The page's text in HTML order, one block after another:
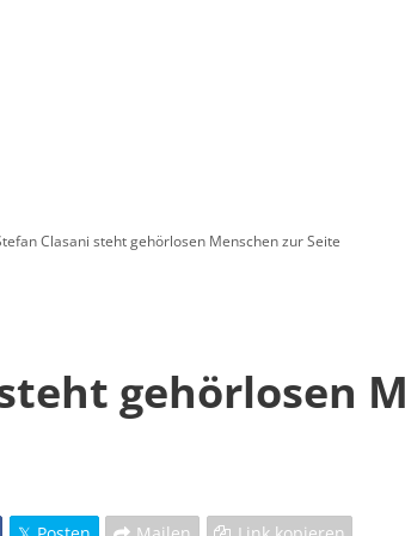
Clasani steht gehörlosen Menschen zur Seite
gehörlosen